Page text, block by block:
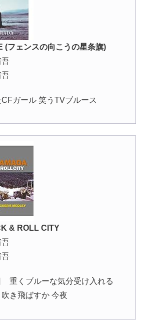
(フェンスの向こうの星条旗)
吾
吾
ガール 笑うTVブルース
& ROLL CITY
吾
吾
重くブルーな気分受け入れる
き飛ばすか 今夜